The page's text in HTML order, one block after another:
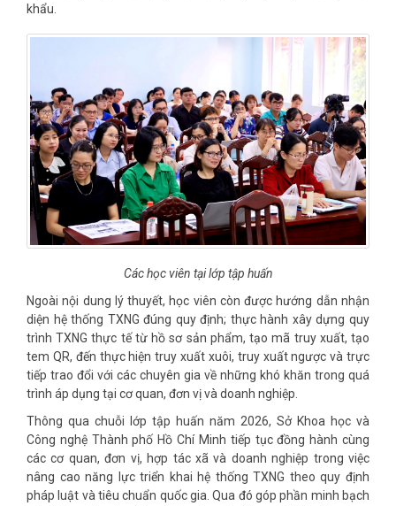
khẩu.
Các học viên tại lớp tập huấn
Ngoài nội dung lý thuyết, học viên còn được hướng dẫn nhận
diện hệ thống TXNG đúng quy định; thực hành xây dựng quy
trình TXNG thực tế từ hồ sơ sản phẩm, tạo mã truy xuất, tạo
tem QR, đến thực hiện truy xuất xuôi, truy xuất ngược và trực
tiếp trao đổi với các chuyên gia về những khó khăn trong quá
trình áp dụng tại cơ quan, đơn vị và doanh nghiệp.
Thông qua chuỗi lớp tập huấn năm 2026, Sở Khoa học và
Công nghệ Thành phố Hồ Chí Minh tiếp tục đồng hành cùng
các cơ quan, đơn vị, hợp tác xã và doanh nghiệp trong việc
nâng cao năng lực triển khai hệ thống TXNG theo quy định
pháp luật và tiêu chuẩn quốc gia. Qua đó góp phần minh bạch